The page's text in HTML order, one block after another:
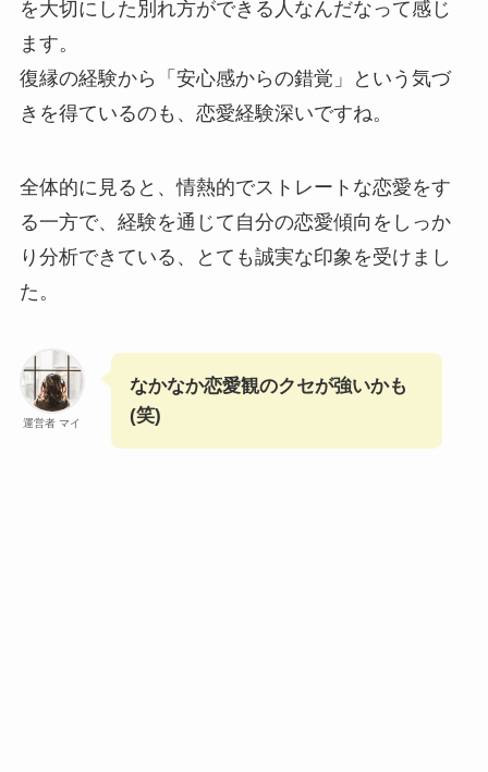
を大切にした別れ方ができる人なんだなって感じ
ます。
復縁の経験から「安心感からの錯覚」という気づ
きを得ているのも、恋愛経験深いですね。
全体的に見ると、情熱的でストレートな恋愛をす
る一方で、経験を通じて自分の恋愛傾向をしっか
り分析できている、とても誠実な印象を受けまし
た。
運営者 マイ
なかなか恋愛観のクセが強いかも
(笑)